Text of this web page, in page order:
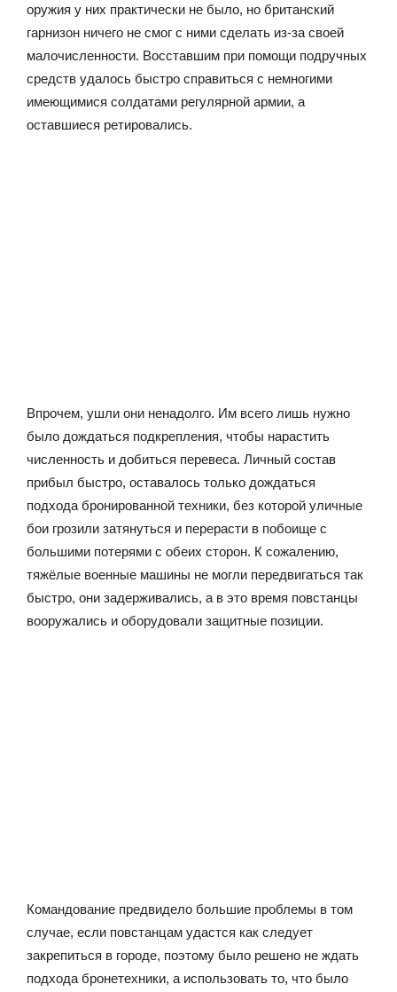
оружия у них практически не было, но британский
гарнизон ничего не смог с ними сделать из-за своей
малочисленности. Восставшим при помощи подручных
средств удалось быстро справиться с немногими
имеющимися солдатами регулярной армии, а
оставшиеся ретировались.
Впрочем, ушли они ненадолго. Им всего лишь нужно
было дождаться подкрепления, чтобы нарастить
численность и добиться перевеса. Личный состав
прибыл быстро, оставалось только дождаться
подхода бронированной техники, без которой уличные
бои грозили затянуться и перерасти в побоище с
большими потерями с обеих сторон. К сожалению,
тяжёлые военные машины не могли передвигаться так
быстро, они задерживались, а в это время повстанцы
вооружались и оборудовали защитные позиции.
Командование предвидело большие проблемы в том
случае, если повстанцам удастся как следует
закрепиться в городе, поэтому было решено не ждать
подхода бронетехники, а использовать то, что было